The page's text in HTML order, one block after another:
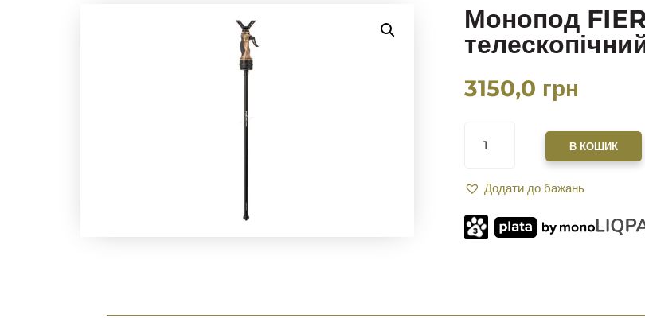
Монопод
3150,0 грн
FIERY
ТЕЛЕСКОПІЧНИЙ
СМ)
КІЛЬКІСТЬ
В КОШИК
Додати до бажань